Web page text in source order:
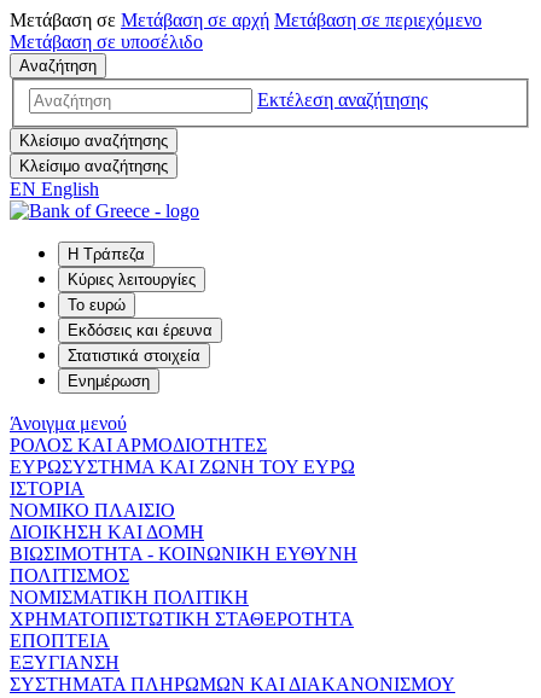
Μετάβαση σε Μετάβαση σε αρχή Μετάβαση σε περιεχόμενο
Μετάβαση σε υποσέλιδο
Αναζήτηση
Εκτέλεση αναζήτησης
Κλείσιμο αναζήτησης
Κλείσιμο αναζήτησης
EN English
Η Τράπεζα
Κύριες λειτουργίες
Το ευρώ
Εκδόσεις και έρευνα
Στατιστικά στοιχεία
Ενημέρωση
Άνοιγμα μενού
ΡΟΛΟΣ ΚΑΙ ΑΡΜΟΔΙΟΤΗΤΕΣ
ΕΥΡΩΣΥΣΤΗΜΑ ΚΑΙ ΖΩΝΗ ΤΟΥ ΕΥΡΩ
ΙΣΤΟΡΙΑ
ΝΟΜΙΚΟ ΠΛΑΙΣΙΟ
ΔΙΟΙΚΗΣΗ ΚΑΙ ΔΟΜΗ
ΒΙΩΣΙΜΟΤΗΤΑ - ΚΟΙΝΩΝΙΚΗ ΕΥΘΥΝΗ
ΠΟΛΙΤΙΣΜΟΣ
ΝΟΜΙΣΜΑΤΙΚΗ ΠΟΛΙΤΙΚΗ
ΧΡΗΜΑΤΟΠΙΣΤΩΤΙΚΗ ΣΤΑΘΕΡΟΤΗΤΑ
ΕΠΟΠΤΕΙΑ
ΕΞΥΓΙΑΝΣΗ
ΣΥΣΤΗΜΑΤΑ ΠΛΗΡΩΜΩΝ ΚΑΙ ΔΙΑΚΑΝΟΝΙΣΜΟΥ